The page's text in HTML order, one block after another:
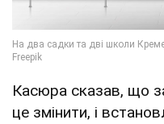
Касюра сказав, що
це змінити, і